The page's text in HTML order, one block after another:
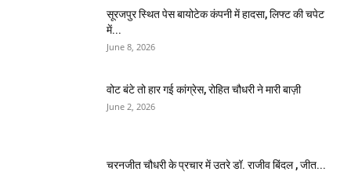
सूरजपुर स्थित पेस बायोटेक कंपनी में हादसा, लिफ्ट की चपेट
में...
June 8, 2026
वोट बंटे तो हार गई कांग्रेस, रोहित चौधरी ने मारी बाज़ी
June 2, 2026
चरनजीत चौधरी के प्रचार में उतरे डॉ. राजीव बिंदल , जीत...